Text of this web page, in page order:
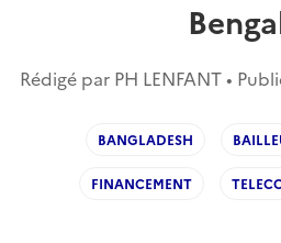
Rédigé par PH LENFANT •
BANGLADESH
FINANCEMENT